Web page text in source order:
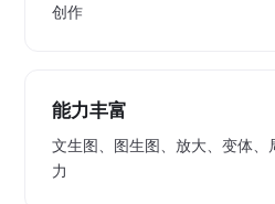
创作
能力丰富
文生图、图生图、放大、变体
力